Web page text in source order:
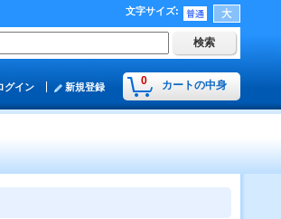
文字サイズ:
0 カートの中身
グイン 新規登録